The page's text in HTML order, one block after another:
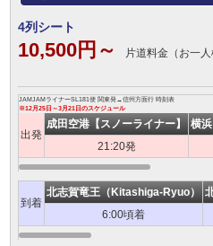
4列シート
10,500円～ 片道料金（お一人
JAMJAMライナーSL181便 関東発→信州方面行 時刻表
※12月25日～3月21日のスケジュール
出発
成田空港【スノーライナー】 横
21:20発
到着
北志賀竜王（Kitashiga-Ryuo）
6:00頃着